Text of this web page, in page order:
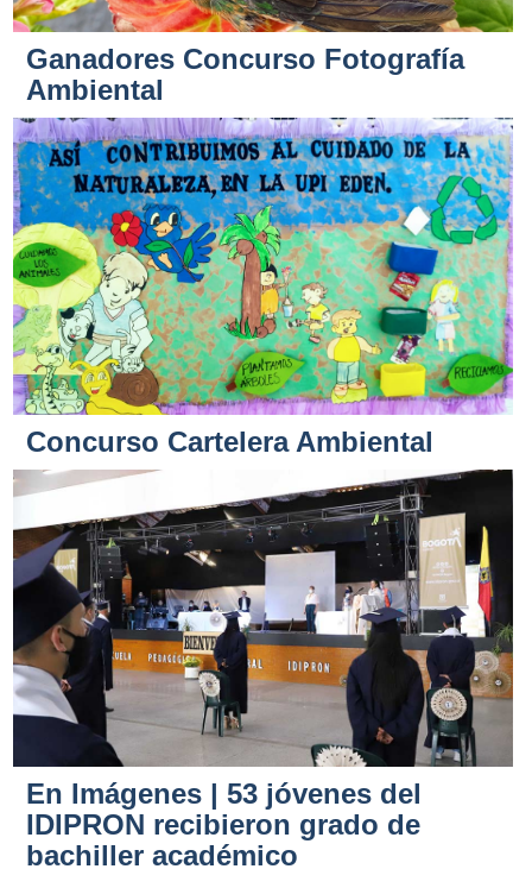
Ganadores Concurso Fotografía
Ambiental
Concurso Cartelera Ambiental
En Imágenes | 53 jóvenes del
IDIPRON recibieron grado de
bachiller académico